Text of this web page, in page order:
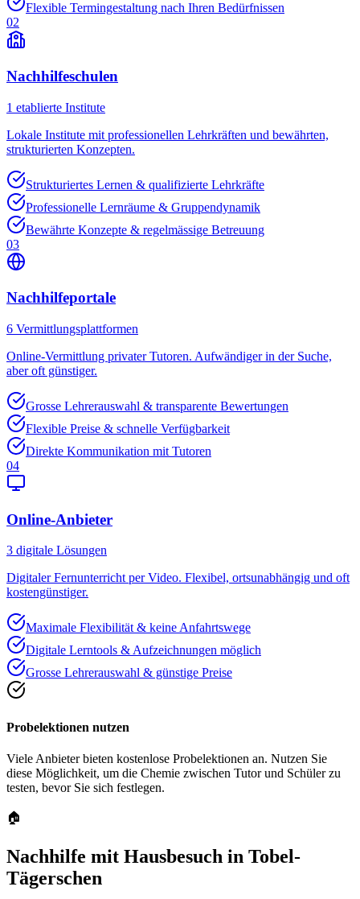
Flexible Termingestaltung nach Ihren Bedürfnissen
02
Nachhilfeschulen
1 etablierte Institute
Lokale Institute mit professionellen Lehrkräften und bewährten,
strukturierten Konzepten.
Strukturiertes Lernen & qualifizierte Lehrkräfte
Professionelle Lernräume & Gruppendynamik
Bewährte Konzepte & regelmässige Betreuung
03
Nachhilfeportale
6 Vermittlungsplattformen
Online-Vermittlung privater Tutoren. Aufwändiger in der Suche,
aber oft günstiger.
Grosse Lehrerauswahl & transparente Bewertungen
Flexible Preise & schnelle Verfügbarkeit
Direkte Kommunikation mit Tutoren
04
Online-Anbieter
3 digitale Lösungen
Digitaler Fernunterricht per Video. Flexibel, ortsunabhängig und oft
kostengünstiger.
Maximale Flexibilität & keine Anfahrtswege
Digitale Lerntools & Aufzeichnungen möglich
Grosse Lehrerauswahl & günstige Preise
Probelektionen nutzen
Viele Anbieter bieten kostenlose Probelektionen an. Nutzen Sie
diese Möglichkeit, um die Chemie zwischen Tutor und Schüler zu
testen, bevor Sie sich festlegen.
🏠
Nachhilfe mit Hausbesuch in Tobel-
Tägerschen